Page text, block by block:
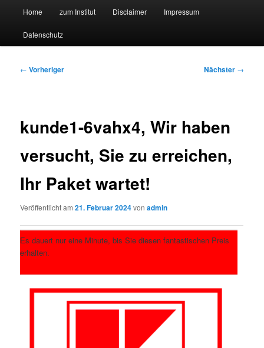
Suchmaschine Forschung und
Technologie
Zum
primären
Zum
sekundären
Home zum Institut Disclaimer Impressum
Datenschutz
Beitragsnavigation
← Vorheriger Nächster →
kunde1-6vahx4, Wir haben
versucht, Sie zu erreichen,
Ihr Paket wartet!
Veröffentlicht am21. Februar 2024vonadmin
Es dauert nur eine Minute, bis Sie diesen fantastischen Preis
erhalten.